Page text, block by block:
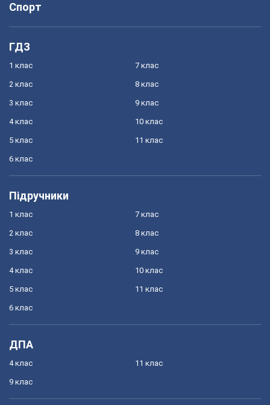
Спорт
ГДЗ
1 клас
2 клас
3 клас
4 клас
5 клас
6 клас
7 клас
8 клас
9 клас
10 клас
11 клас
Підручники
1 клас
2 клас
3 клас
4 клас
5 клас
6 клас
7 клас
8 клас
9 клас
10 клас
11 клас
ДПА
4 клас
9 клас
11 клас